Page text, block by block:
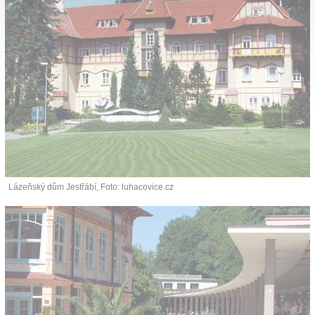
Lázeňský dům Jestřábí, Foto: luhacovice.cz